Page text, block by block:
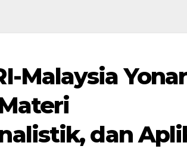
Malaysia
dan